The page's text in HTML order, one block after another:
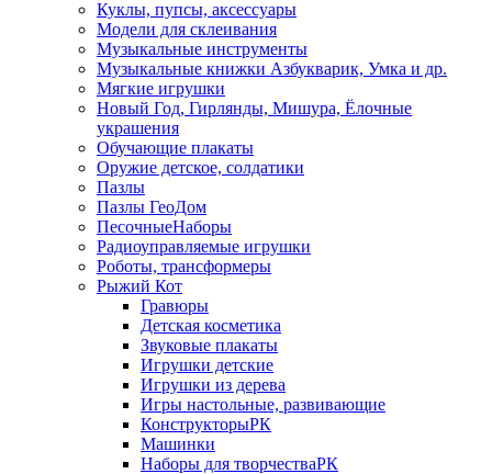
Куклы, пупсы, аксессуары
Модели для склеивания
Музыкальные инструменты
Музыкальные книжки Азбукварик, Умка и др.
Мягкие игрушки
Новый Год, Гирлянды, Мишура, Ёлочные
украшения
Обучающие плакаты
Оружие детское, солдатики
Пазлы
Пазлы ГеоДом
ПесочныеНаборы
Радиоуправляемые игрушки
Роботы, трансформеры
Рыжий Кот
Гравюры
Детская косметика
Звуковые плакаты
Игрушки детские
Игрушки из дерева
Игры настольные, развивающие
КонструкторыРК
Машинки
Наборы для творчестваРК